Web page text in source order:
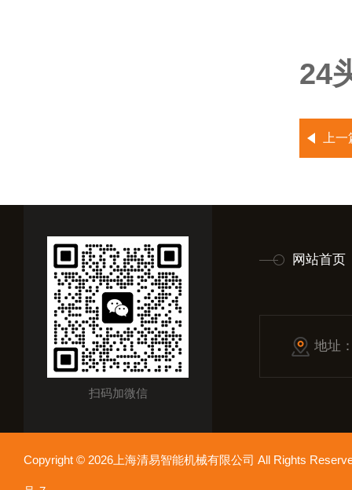
24
上
扫码加微信
网站首页
地址
Copyright © 2026上海清易智能机械有限公司 All Rights